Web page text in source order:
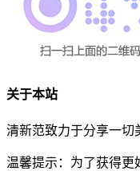
关于本站
清新范致力于分享一切
温馨提示：为了获得更